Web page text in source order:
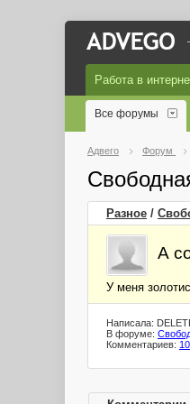
Работа в
Все форумы
Адвего Форум
Разное /
А
У меня
Написала:
В форуме:
Комментариев: